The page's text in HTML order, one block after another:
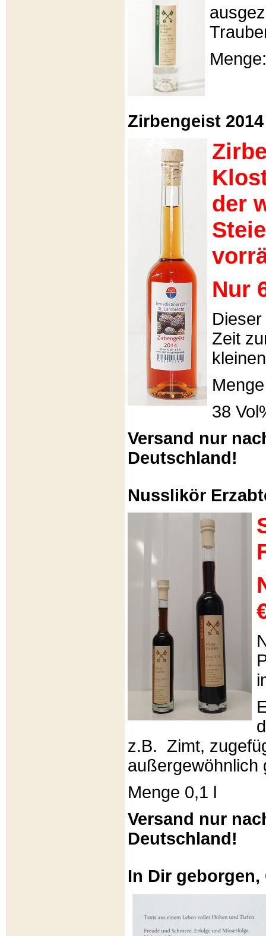
Zirbengeist
der
Nur
Zeit
38
Versand nur
Deutschland!
Nusslikör
z.B. Zimt,
außergewöhnlich
Menge 0,1 l
Versand nur
Deutschland!
In Dir geborgen,